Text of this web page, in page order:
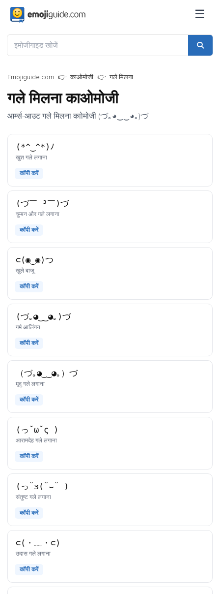
☰
Emojiguide.com काओमोजी गले मिलना
गले मिलना काओमोजी
आर्म्स-आउट गले मिलना काोमोजी (づ｡◕‿‿◕｡)づ
(*^‿^*)ﾉ
खुश गले लगानाकाओमोजी
कॉपी करें
(づ￣ ³￣)づ
चुम्बन और गले लगानाकाओमोजी
कॉपी करें
⊂(◉‿◉)つ
खुले बाजूकाओमोजी
कॉपी करें
(づ｡◕‿‿◕｡)づ
गर्म आलिंगनकाओमोजी
कॉपी करें
（づ｡◕‿‿◕｡）づ
मृदु गले लगानाकाओमोजी
कॉपी करें
(っ˘ω˘ς )
आरामदेह गले लगानाकाओमोजी
कॉपी करें
(っ˘з(˘⌣˘ )
संतुष्ट गले लगानाकाओमोजी
कॉपी करें
⊂(・﹏・⊂)
उदास गले लगानाकाओमोजी
कॉपी करें